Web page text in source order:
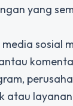
yang
sosial
atau